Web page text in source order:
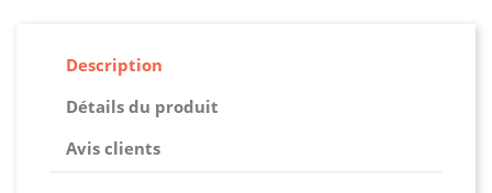
Description
Détails du produit
Avis clients